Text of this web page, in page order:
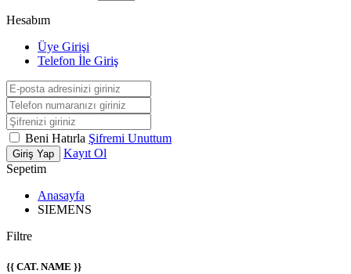
Hesabım
Üye Girişi
Telefon İle Giriş
Beni Hatırla Şifremi Unuttum
Giriş Yap
Kayıt Ol
Sepetim
Anasayfa
SIEMENS
Filtre
{{ CAT. NAME }}